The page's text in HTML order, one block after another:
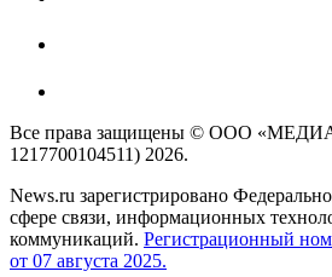
Все права защищены © ООО
1217700104511) 2026.
News.ru зарегистрировано
сфере связи, информационных
коммуникаций. Регистрационный
от 07 августа 2025.